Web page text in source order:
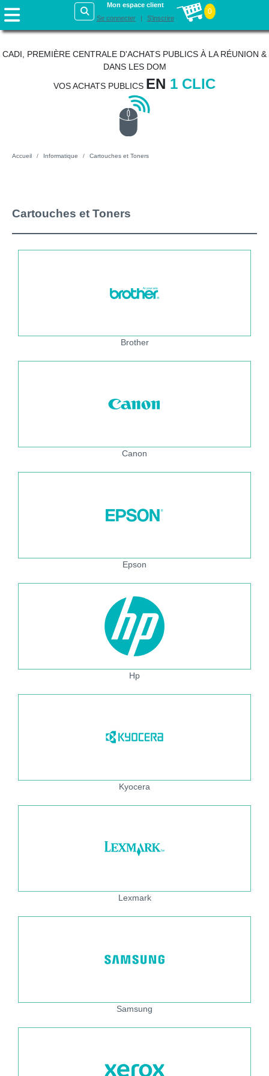
Mon espace client
Se connecter
S'inscrire
0
CADI, PREMIÈRE CENTRALE D'ACHATS PUBLICS À LA RÉUNION &
DANS LES DOM
VOS ACHATS PUBLICS EN 1 CLIC
Accueil Informatique Cartouches et Toners
Cartouches et Toners
Brother
Canon
Epson
Hp
Kyocera
Lexmark
Samsung